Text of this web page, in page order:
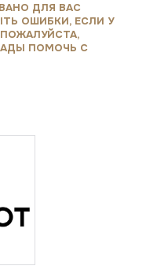
ДЛЯ ВАС
ОШИБКИ, ЕСЛИ У
ПОМОЧЬ С